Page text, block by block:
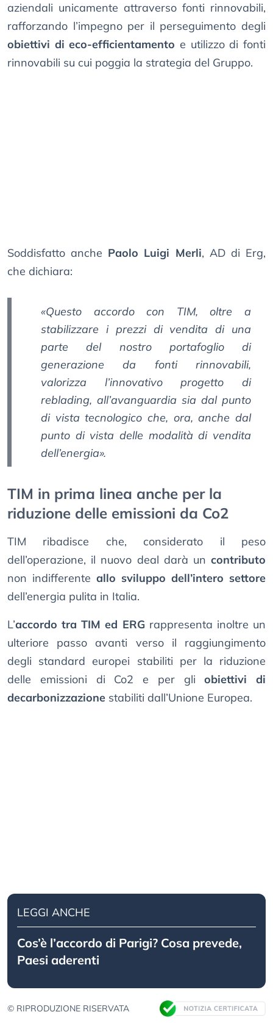
aziendali unicamente attraverso fonti rinnovabili,
rafforzando l’impegno per il perseguimento degli
obiettivi di eco-efficientamento e utilizzo di fonti
rinnovabili su cui poggia la strategia del Gruppo.
Soddisfatto anche Paolo Luigi Merli, AD di Erg,
che dichiara:
«Questo accordo con TIM, oltre a
stabilizzare i prezzi di vendita di una
parte del nostro portafoglio di
generazione da fonti rinnovabili,
valorizza l’innovativo progetto di
reblading, all’avanguardia sia dal punto
di vista tecnologico che, ora, anche dal
punto di vista delle modalità di vendita
dell’energia».
TIM in prima linea anche per la
riduzione delle emissioni da Co2
TIM ribadisce che, considerato il peso
dell’operazione, il nuovo deal darà un contributo
non indifferente allo sviluppo dell’intero settore
dell’energia pulita in Italia.
L’accordo tra TIM ed ERG rappresenta inoltre un
ulteriore passo avanti verso il raggiungimento
degli standard europei stabiliti per la riduzione
delle emissioni di Co2 e per gliobiettivi di
decarbonizzazione stabiliti dall’Unione Europea.
LEGGI ANCHE
Cos’è l’accordo di Parigi? Cosa prevede,
Paesi aderenti
© RIPRODUZIONE RISERVATA